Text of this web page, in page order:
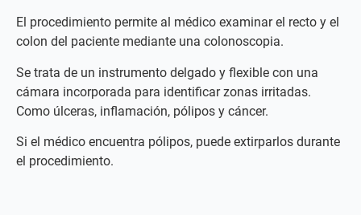
El procedimiento permite al médico examinar el recto y el
colon del paciente mediante una colonoscopia.
Se trata de un instrumento delgado y flexible con una
cámara incorporada para identificar zonas irritadas.
Como úlceras, inflamación, pólipos y cáncer.
Si el médico encuentra pólipos, puede extirparlos durante
el procedimiento.